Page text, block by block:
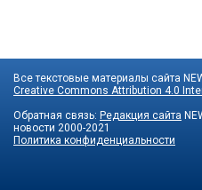
Все текстовые материалы сайта
Creative Commons Attribution 4.0
Обратная связь: Редакция сайта
новости 2000-2021
Политика конфиденциальности